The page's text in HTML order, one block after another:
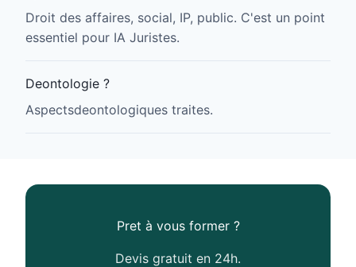
Droit des affaires, social, IP, public. C'est un point
essentiel pour IA Juristes.
Deontologie ?
Aspectsdeontologiques traites.
Pret à vous former ?
Devis gratuit en 24h.